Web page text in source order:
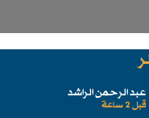
عبد الرحمن الراشد
قبل 2 ساعة